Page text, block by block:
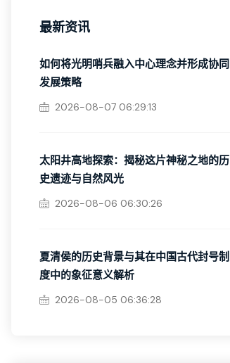
最新资讯
如何将光明哨兵融入中心理念并形成协同
发展策略
2026-08-07 06:29:13
太阳井高地探索：揭秘这片神秘之地的历
史遗迹与自然风光
2026-08-06 06:30:26
夏清侯的历史背景与其在中国古代封号制
度中的象征意义解析
2026-08-05 06:36:28